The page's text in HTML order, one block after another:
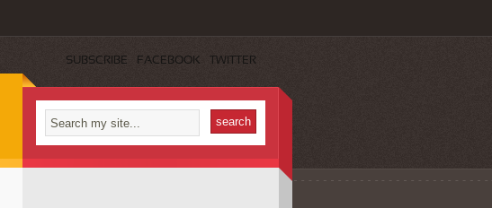
SUBSCRIBE FACEBOOK TWITTER